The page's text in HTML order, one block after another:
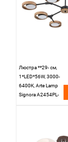
Люстра **29- см,
1*LED*56W, 3000-
6400K, Arte Lamp
Signora A2454PL-